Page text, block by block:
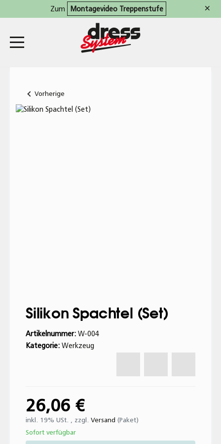
Zum Montagevideo Treppenstufe ×
Vorherige
Silikon Spachtel (Set)
Artikelnummer: W-004
Kategorie: Werkzeug
26,06 €
inkl. 19% USt. , zzgl. Versand (Paket)
Sofort verfügbar